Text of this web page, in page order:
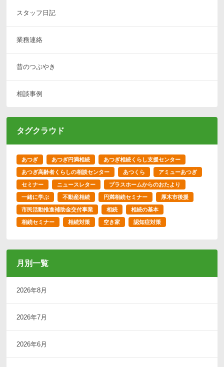
スタッフ日記
業務連絡
昔のつぶやき
相談事例
タグクラウド
あつぎ あつぎ円満相続 あつぎ相続くらし支援センター
あつぎ高齢者くらしの相談センター あつくら アミューあつぎ
セミナー ニュースレター プラスホームからのおたより
一緒に学ぶ 不動産相続 円満相続セミナー 厚木市後援
市民活動推進補助金交付事業 相続 相続の基本
相続セミナー 相続対策 空き家 認知症対策
月別一覧
2026年8月
2026年7月
2026年6月